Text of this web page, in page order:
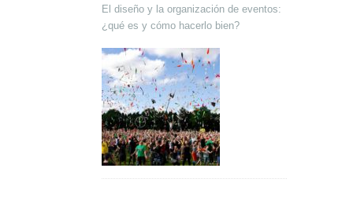
El diseño y la organización de eventos:
¿qué es y cómo hacerlo bien?